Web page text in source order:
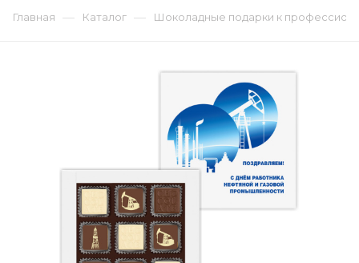
Главная — Каталог — Шоколадные подарки к